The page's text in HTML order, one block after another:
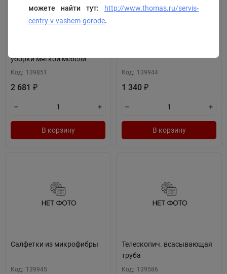
можете найти тут: http://www.thomas.ru/servis-
centry-v-vashem-gorode.
уборки мягкой мебели
Код: 139851
2 681 ₽
В корзину
Код: 139944
1 340 ₽
В корзину
Салфетки из микрофибры
Код: 139945
Телескопич. всасывающая
труба
Код: 139586